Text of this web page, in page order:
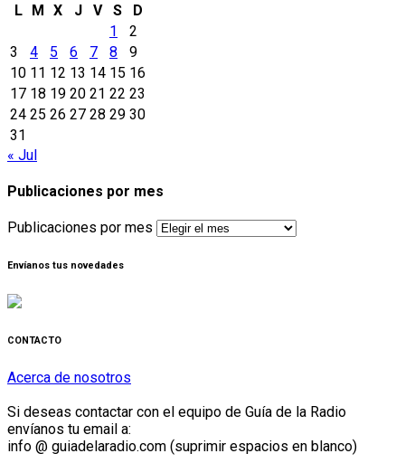
L
M X J V S
D
1
2
3
4 5 6 7 8
9
10 11 12 13 14 15 16
17 18 19 20 21 22 23
24 25 26 27 28 29 30
31
« Jul
Publicaciones por mes
Publicaciones por mes
Envíanos tus novedades
CONTACTO
Acerca de nosotros
Si deseas contactar con el equipo de Guía de la Radio
envíanos tu email a:
info @ guiadelaradio.com (suprimir espacios en blanco)